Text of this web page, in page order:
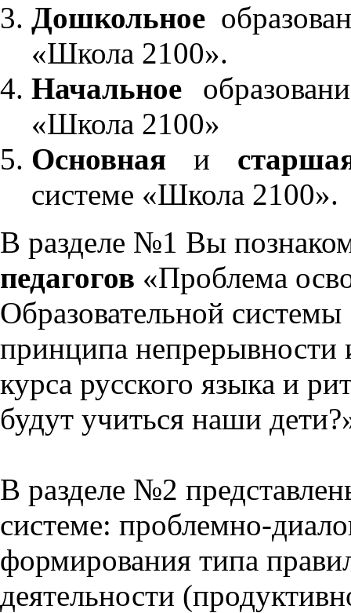
Дошкольное
«Школа 2100».
Начальное
«Школа 2100»
Основнаяи
системе «Школа 2100».
В разделе №1 Вы
педагогов «Проблема
Образовательной
принципа непрерывности
курса русского языка и
будут учиться наши
В разделе №2
системе: проблемно-
формирования типа
деятельности